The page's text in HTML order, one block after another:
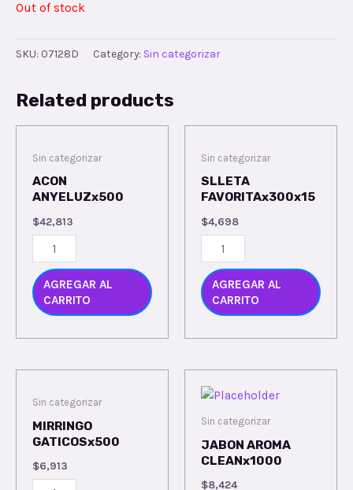
Out of stock
SKU: 07128D Category: Sin categorizar
Related products
Sin categorizar
ACON
ANYELUZx500
$42,813
AGREGAR AL
CARRITO
Sin categorizar
SLLETA
FAVORITAx300x15
$4,698
AGREGAR AL
CARRITO
Sin categorizar
MIRRINGO
GATICOSx500
$6,913
Sin categorizar
JABON AROMA
CLEANx1000
$8,424